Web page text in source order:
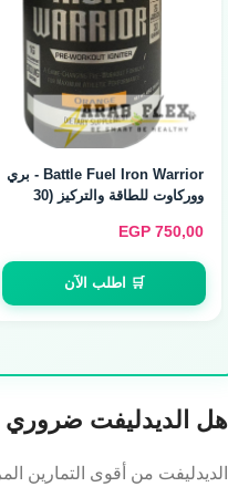
Arab Flex L-Citrulline -
سيترولين لضخ الدم (300g)
700,00
EGP
🛒 اطلب الآن
هل الديدليفت ضروري
الديدليفت من أقوى التمارين